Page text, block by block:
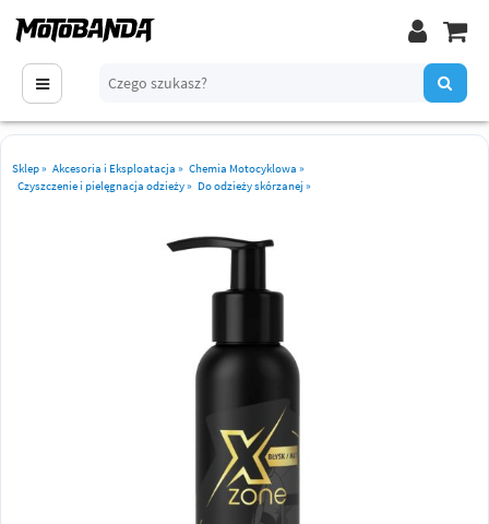
Sklep» Akcesoria i Eksploatacja » Chemia Motocyklowa »
Czyszczenie i pielęgnacja odzieży» Do odzieży skórzanej »